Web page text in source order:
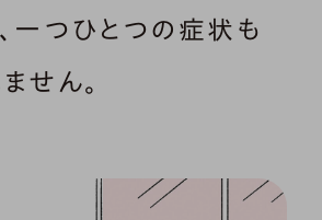
一つひとつの症状も
せん。